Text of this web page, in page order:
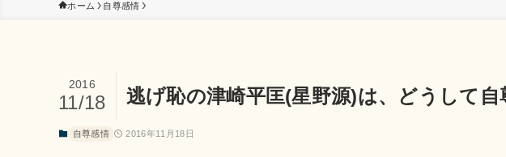
ホーム 自尊感情
逃げ恥の津崎平匡(星野源)は、どうして自
2016
11/18
自尊感情 2016年11月18日